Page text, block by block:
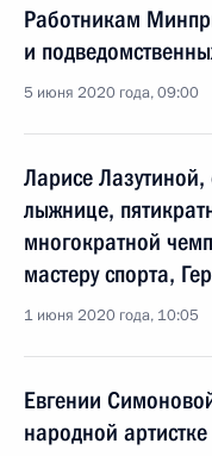
Работникам
и
5 июня 2020 года, 09:00
Ларисе Лазутиной,
лыжнице,
многократной
мастеру спорта,
1 июня 2020 года, 10:05
Евгении
народной